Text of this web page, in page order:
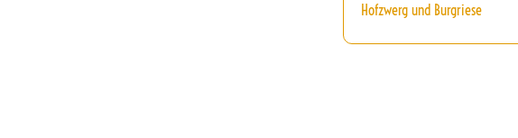
Hofzwerg und Burgriese